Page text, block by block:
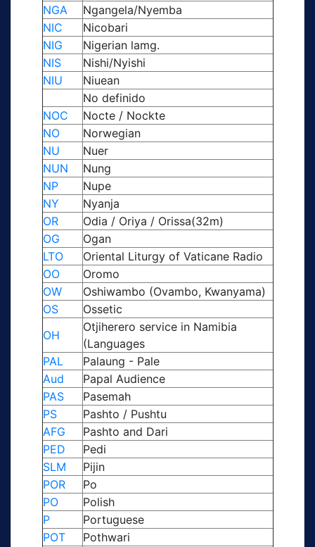
NGA
Ngangela/Nyemba
NIC
Nicobari
NIG
Nigerian lamg.
NIS
Nishi/Nyishi
NIU
Niuean
No definido
NOC
Nocte / Nockte
NO
Norwegian
NU
Nuer
NUN
Nung
NP
Nupe
NY
Nyanja
OR
Odia / Oriya / Orissa(32m)
OG
Ogan
LTO
Oriental Liturgy of Vaticane Radio
OO
Oromo
OW
Oshiwambo (Ovambo, Kwanyama)
OS
Ossetic
OH
Otjiherero service in Namibia
(Languages
PAL
Palaung - Pale
Aud
Papal Audience
PAS
Pasemah
PS
Pashto / Pushtu
AFG
Pashto and Dari
PED
Pedi
SLM
Pijin
POR
Po
PO
Polish
P
Portuguese
POT
Pothwari